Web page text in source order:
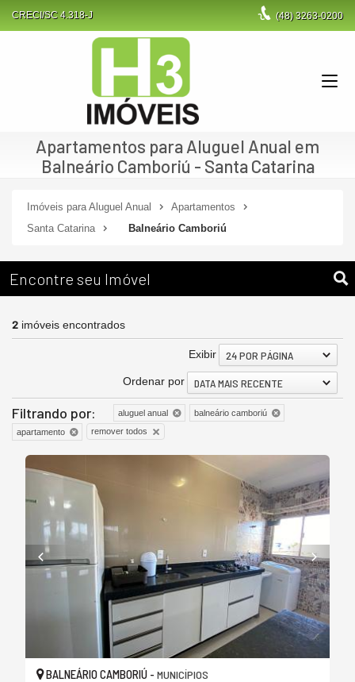
CRECI/SC 4.318-J (48)3263-0200
Apartamentos para Aluguel Anual em
Balneário Camboriú - Santa Catarina
Imóveis para Aluguel Anual
Apartamentos
Santa Catarina
Balneário Camboriú
Encontre seu Imóvel
2 imóveis encontrados
Exibir 24 POR PÁGINA
Ordenar por DATA MAIS RECENTE
Filtrando por: aluguel anual
balneário camboriú
apartamento
remover todos
BALNEÁRIO CAMBORIÚ - MUNICÍPIOS